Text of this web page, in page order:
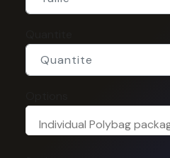
Individual Polybag